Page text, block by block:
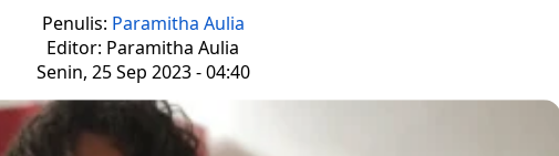
Penulis: Paramitha Aulia
Editor: Paramitha Aulia
Senin, 25 Sep 2023 - 04:40